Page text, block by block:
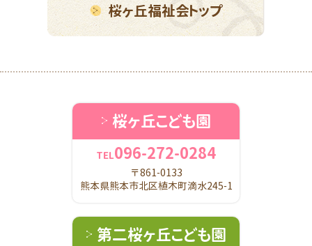
桜ヶ丘福祉会トップ
桜ヶ丘こども園
TEL096-272-0284
〒861-0133
熊本県熊本市北区植木町滴水245-1
第二桜ヶ丘こども園